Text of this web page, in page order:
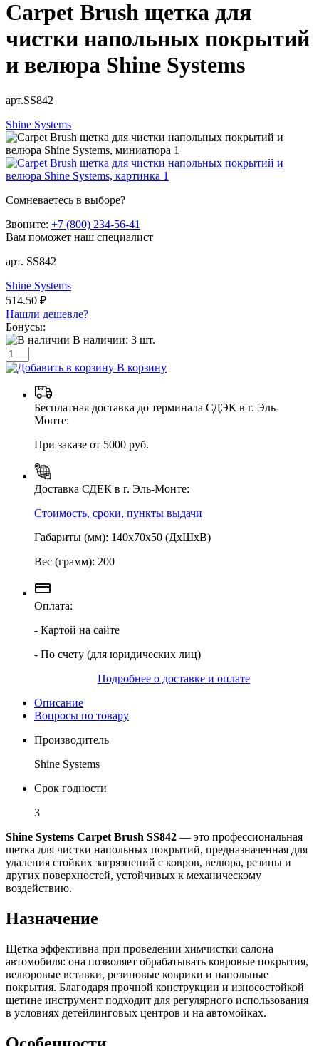
Carpet Brush щетка для
чистки напольных покрытий
и велюра Shine Systems
арт.SS842
Shine Systems
Сомневаетесь в выборе?
Звоните: +7 (800) 234-56-41
Вам поможет наш специалист
арт. SS842
Shine Systems
514.50 ₽
Нашли дешевле?
Бонусы:
В наличии: 3 шт.
В корзину
Бесплатная доставка до терминала СДЭК в г. Эль-
Монте:
При заказе от 5000 руб.
Доставка СДЕК в г. Эль-Монте:
Стоимость, сроки, пункты выдачи
Габариты (мм): 140х70х50 (ДхШхВ)
Вес (грамм): 200
Оплата:
- Картой на сайте
- По счету (для юридических лиц)
Подробнее о доставке и оплате
Описание
Вопросы по товару
Производитель
Shine Systems
Срок годности
3
Shine Systems Carpet Brush SS842 — это профессиональная
щетка для чистки напольных покрытий, предназначенная для
удаления стойких загрязнений с ковров, велюра, резины и
других поверхностей, устойчивых к механическому
воздействию.
Назначение
Щетка эффективна при проведении химчистки салона
автомобиля: она позволяет обрабатывать ковровые покрытия,
велюровые вставки, резиновые коврики и напольные
покрытия. Благодаря прочной конструкции и износостойкой
щетине инструмент подходит для регулярного использования
в условиях детейлинговых центров и на автомойках.